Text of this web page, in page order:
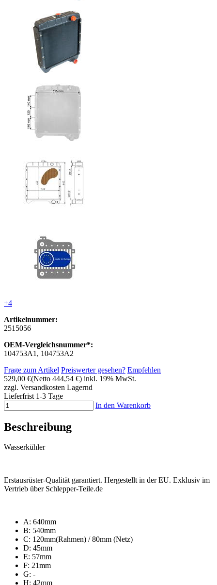
+4
Artikelnummer:
2515056
OEM-Vergleichsnummer*:
104753A1, 104753A2
Frage zum Artikel Preiswerter gesehen? Empfehlen
529,00 €(Netto 444,54 €) inkl. 19% MwSt.
zzgl. Versandkosten Lagernd
Lieferfrist 1-3 Tage
In den Warenkorb
Beschreibung
Wasserkühler
Erstausrüster-Qualität garantiert. Hergestellt in der EU. Exklusiv im
Vertrieb über Schlepper-Teile.de
A: 640mm
B: 540mm
C: 120mm(Rahmen) / 80mm (Netz)
D: 45mm
E: 57mm
F: 21mm
G: -
H: 42mm